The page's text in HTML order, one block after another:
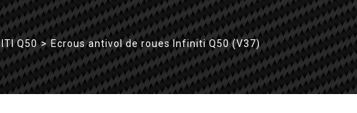
Q50 > Ecrous antivol de roues Infiniti Q50 (V37)